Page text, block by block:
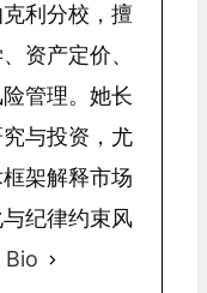
利分校，擅
资产定价、
管理。她长
与投资，尤
架解释市场
纪律约束风
Bio